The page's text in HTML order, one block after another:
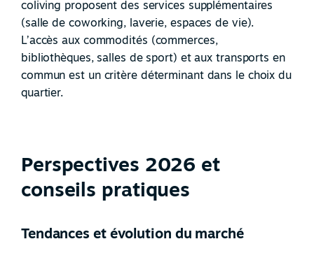
coliving proposent des services supplémentaires
(salle de coworking, laverie, espaces de vie).
L’accès aux commodités (commerces,
bibliothèques, salles de sport) et aux transports en
commun est un critère déterminant dans le choix du
quartier.
Perspectives 2026 et
conseils pratiques
Tendances et évolution du marché